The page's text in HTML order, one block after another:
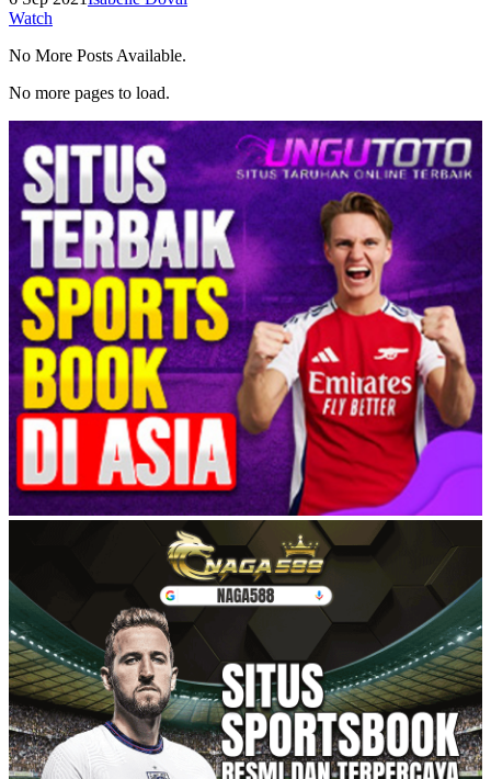
Watch
No More Posts Available.
No more pages to load.